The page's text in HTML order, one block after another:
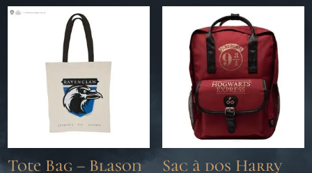
Tote Bag – Blason Sac à dos Harry